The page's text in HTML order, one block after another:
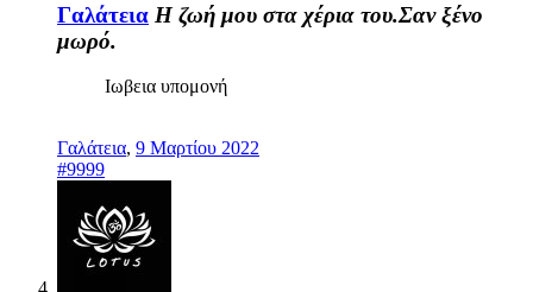
Γαλάτεια Η ζωή μου στα χέρια του.Σαν ξένο
μωρό.
Ιωβεια υπομονή
Γαλάτεια, 9 Μαρτίου 2022
#9999